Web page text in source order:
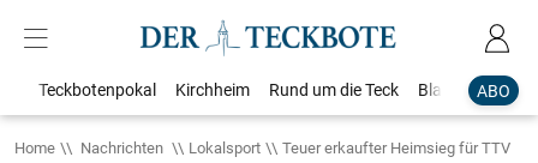
ABO
Teckbotenpokal Kirchheim Rund um die Teck Blaulicht
Home Nachrichten Lokalsport
Teuer erkaufter Heimsieg für TTV